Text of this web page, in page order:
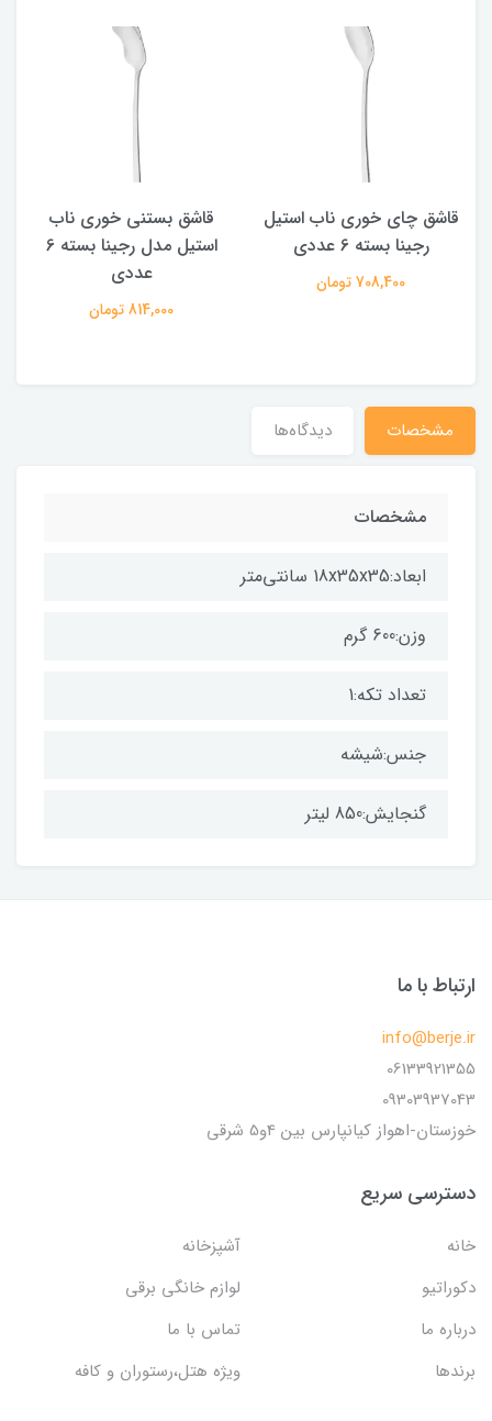
قاشق چای خوری ناب استیل
رجینا بسته 6 عددی
708,400 تومان
قاشق بستنی خوری ناب
استیل مدل رجینا بسته 6
عددی
814,000 تومان
مشخصات دیدگاه‌ها
مشخصات
ابعاد:18x35x35 سانتی‌متر
وزن:600 گرم
تعداد تکه:1
جنس:شیشه
گنجایش:850 لیتر
ارتباط با ما
info@berje.ir
06133921355
09303937043
خوزستان-اهواز کیانپارس بین 4و5 شرقی
دسترسی سریع
خانه
آشپزخانه
دکوراتیو
لوازم خانگی برقی
درباره ما
تماس با ما
برندها
ویژه هتل،رستوران و کافه